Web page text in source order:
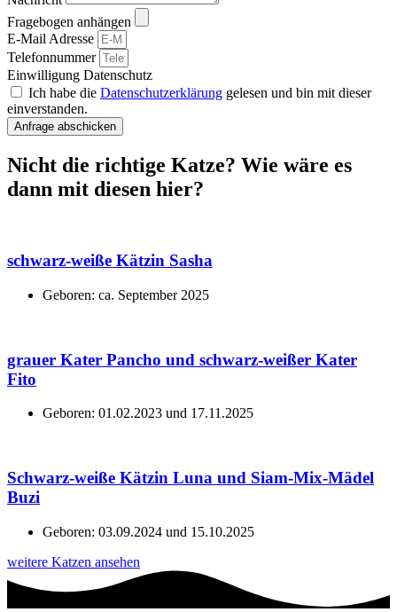
Fragebogen anhängen
E-Mail Adresse
Telefonnummer
Einwilligung Datenschutz
Ich habe die Datenschutzerklärung gelesen und bin mit dieser
einverstanden.
Anfrage abschicken
Nicht die richtige Katze? Wie wäre es
dann mit diesen hier?
schwarz-weiße Kätzin Sasha
Geboren: ca. September 2025
grauer Kater Pancho und schwarz-weißer Kater
Fito
Geboren: 01.02.2023 und 17.11.2025
Schwarz-weiße Kätzin Luna und Siam-Mix-Mädel
Buzi
Geboren: 03.09.2024 und 15.10.2025
weitere Katzen ansehen